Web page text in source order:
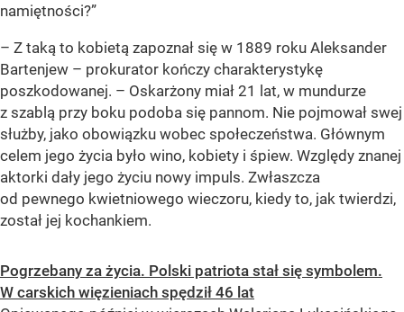
namiętności?”
– Z taką to kobietą zapoznał się w 1889 roku Aleksander
Bartenjew – prokurator kończy charakterystykę
poszkodowanej. – Oskarżony miał 21 lat, w mundurze
z szablą przy boku podoba się pannom. Nie pojmował swej
służby, jako obowiązku wobec społeczeństwa. Głównym
celem jego życia było wino, kobiety i śpiew. Względy znanej
aktorki dały jego życiu nowy impuls. Zwłaszcza
od pewnego kwietniowego wieczoru, kiedy to, jak twierdzi,
został jej kochankiem.
Pogrzebany za życia. Polski patriota stał się symbolem.
W carskich więzieniach spędził 46 lat